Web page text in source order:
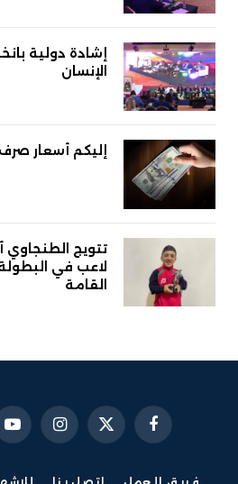
إشادة دولية
الإنسان
إليكم أسعار
تتويج
لاعب في
القامة
فيسبوكX
(Twitter)
الانستغرام